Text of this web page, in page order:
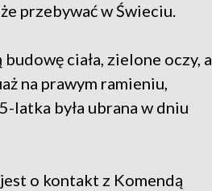
przebywać w Świeciu.
ciała, zielone oczy, a
na prawym ramieniu,
latka była ubrana w dniu
o kontakt z Komendą